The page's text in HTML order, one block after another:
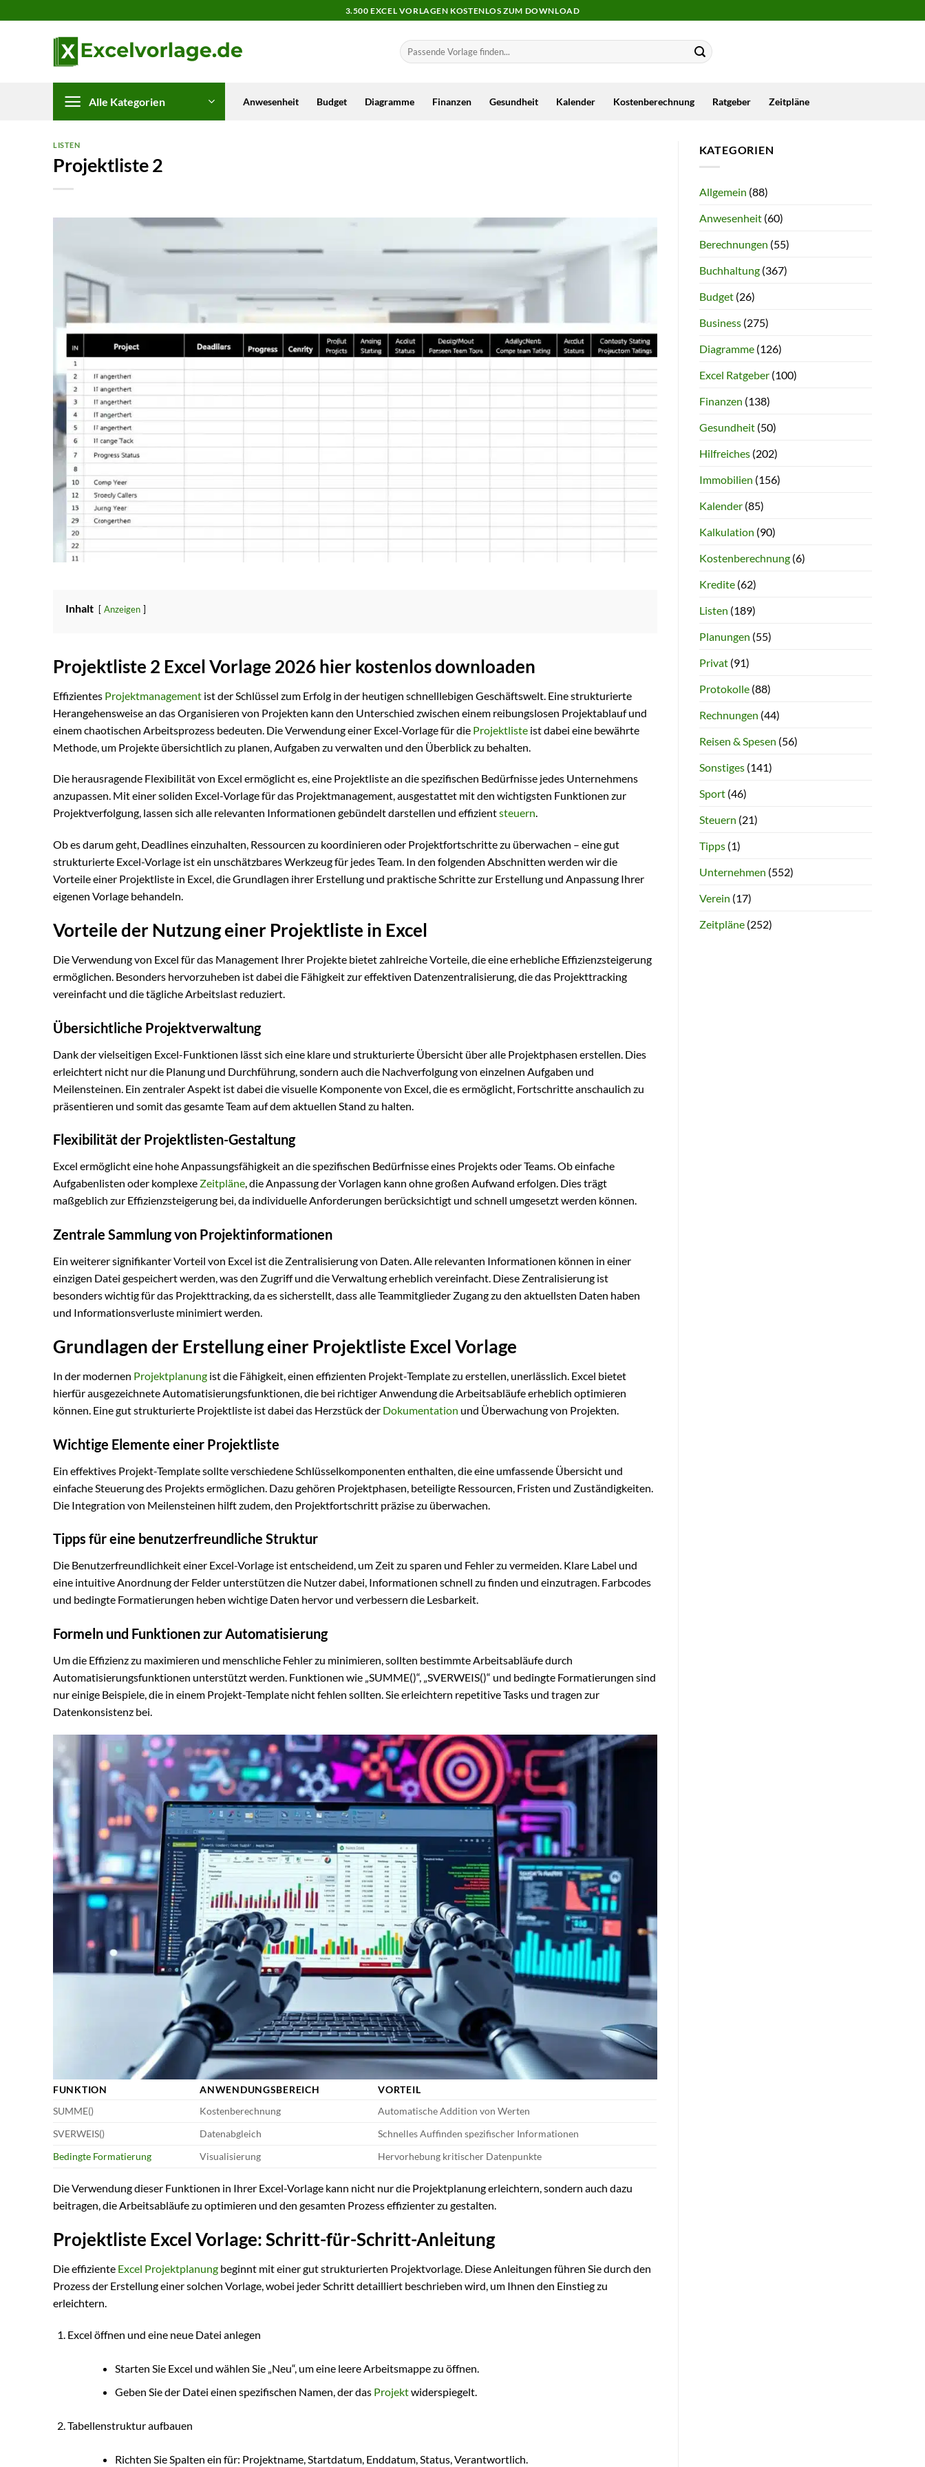
Inhalt
3.500 EXCEL VORLAGEN KOSTENLOS ZUM DOWNLOAD
Alle Kategorien Anwesenheit Budget Diagramme Finanzen Gesundheit Kalender Kostenberechnung Ratgeber Zeitpläne
LISTEN
Projektliste 2
Inhalt Anzeigen
Projektliste 2 Excel Vorlage 2026 hier kostenlos downloaden
Effizientes Projektmanagement ist der Schlüssel zum Erfolg in der heutigen schnelllebigen Geschäftswelt. Eine strukturierte
Herangehensweise an das Organisieren von Projekten kann den Unterschied zwischen einem reibungslosen Projektablauf und
einem chaotischen Arbeitsprozess bedeuten. Die Verwendung einer Excel-Vorlage für die Projektliste ist dabei eine bewährte
Methode, um Projekte übersichtlich zu planen, Aufgaben zu verwalten und den Überblick zu behalten.
Die herausragende Flexibilität von Excel ermöglicht es, eine Projektliste an die spezifischen Bedürfnisse jedes Unternehmens
anzupassen. Mit einer soliden Excel-Vorlage für das Projektmanagement, ausgestattet mit den wichtigsten Funktionen zur
Projektverfolgung, lassen sich alle relevanten Informationen gebündelt darstellen und effizientsteuern.
Ob es darum geht, Deadlines einzuhalten, Ressourcen zu koordinieren oder Projektfortschritte zu überwachen – eine gut
strukturierte Excel-Vorlage ist ein unschätzbares Werkzeug für jedes Team. In den folgenden Abschnitten werden wir die
Vorteile einer Projektliste in Excel, die Grundlagen ihrer Erstellung und praktische Schritte zur Erstellung und Anpassung Ihrer
eigenen Vorlage behandeln.
Vorteile der Nutzung einer Projektliste in Excel
Die Verwendung von Excel für das Management Ihrer Projekte bietet zahlreiche Vorteile, die eine erhebliche Effizienzsteigerung
ermöglichen. Besonders hervorzuheben ist dabei die Fähigkeit zur effektiven Datenzentralisierung, die das Projekttracking
vereinfacht und die tägliche Arbeitslast reduziert.
Übersichtliche Projektverwaltung
Dank der vielseitigen Excel-Funktionen lässt sich eine klare und strukturierte Übersicht über alle Projektphasen erstellen. Dies
erleichtert nicht nur die Planung und Durchführung, sondern auch die Nachverfolgung von einzelnen Aufgaben und
Meilensteinen. Ein zentraler Aspekt ist dabei die visuelle Komponente von Excel, die es ermöglicht, Fortschritte anschaulich zu
präsentieren und somit das gesamte Team auf dem aktuellen Stand zu halten.
Flexibilität der Projektlisten-Gestaltung
Excel ermöglicht eine hohe Anpassungsfähigkeit an die spezifischen Bedürfnisse eines Projekts oder Teams. Ob einfache
Aufgabenlisten oder komplexe Zeitpläne, die Anpassung der Vorlagen kann ohne großen Aufwand erfolgen. Dies trägt
maßgeblich zur Effizienzsteigerung bei, da individuelle Anforderungen berücksichtigt und schnell umgesetzt werden können.
Zentrale Sammlung von Projektinformationen
Ein weiterer signifikanter Vorteil von Excel ist die Zentralisierung von Daten. Alle relevanten Informationen können in einer
einzigen Datei gespeichert werden, was den Zugriff und die Verwaltung erheblich vereinfacht. Diese Zentralisierung ist
besonders wichtig für das Projekttracking, da es sicherstellt, dass alle Teammitglieder Zugang zu den aktuellsten Daten haben
und Informationsverluste minimiert werden.
Grundlagen der Erstellung einer Projektliste Excel Vorlage
In der modernen Projektplanung ist die Fähigkeit, einen effizienten Projekt-Template zu erstellen, unerlässlich. Excel bietet
hierfür ausgezeichnete Automatisierungsfunktionen, die bei richtiger Anwendung die Arbeitsabläufe erheblich optimieren
können. Eine gut strukturierte Projektliste ist dabei das Herzstück der Dokumentation und Überwachung von Projekten.
Wichtige Elemente einer Projektliste
Ein effektives Projekt-Template sollte verschiedene Schlüsselkomponenten enthalten, die eine umfassende Übersicht und
einfache Steuerung des Projekts ermöglichen. Dazu gehören Projektphasen, beteiligte Ressourcen, Fristen und Zuständigkeiten.
Die Integration von Meilensteinen hilft zudem, den Projektfortschritt präzise zu überwachen.
Tipps für eine benutzerfreundliche Struktur
Die Benutzerfreundlichkeit einer Excel-Vorlage ist entscheidend, um Zeit zu sparen und Fehler zu vermeiden. Klare Label und
eine intuitive Anordnung der Felder unterstützen die Nutzer dabei, Informationen schnell zu finden und einzutragen. Farbcodes
und bedingte Formatierungen heben wichtige Daten hervor und verbessern die Lesbarkeit.
Formeln und Funktionen zur Automatisierung
Um die Effizienz zu maximieren und menschliche Fehler zu minimieren, sollten bestimmte Arbeitsabläufe durch
Automatisierungsfunktionen unterstützt werden. Funktionen wie „SUMME()“, „SVERWEIS()“ und bedingte Formatierungen sind
nur einige Beispiele, die in einem Projekt-Template nicht fehlen sollten. Sie erleichtern repetitive Tasks und tragen zur
Datenkonsistenz bei.
FUNKTION ANWENDUNGSBEREICH
VORTEIL
SUMME()
Kostenberechnung
Automatische Addition von Werten
SVERWEIS()
Datenabgleich
Schnelles Auffinden spezifischer Informationen
Bedingte Formatierung
Visualisierung Hervorhebung kritischer Datenpunkte
Die Verwendung dieser Funktionen in Ihrer Excel-Vorlage kann nicht nur die Projektplanung erleichtern, sondern auch dazu
beitragen, die Arbeitsabläufe zu optimieren und den gesamten Prozess effizienter zu gestalten.
Projektliste Excel Vorlage: Schritt-für-Schritt-Anleitung
Die effiziente Excel Projektplanung beginnt mit einer gut strukturierten Projektvorlage. Diese Anleitungen führen Sie durch den
Prozess der Erstellung einer solchen Vorlage, wobei jeder Schritt detailliert beschrieben wird, um Ihnen den Einstieg zu
erleichtern.
Excel öffnen und eine neue Datei anlegen
Starten Sie Excel und wählen Sie „Neu“, um eine leere Arbeitsmappe zu öffnen.
Geben Sie der Datei einen spezifischen Namen, der das Projektwiderspiegelt.
Tabellenstruktur aufbauen
Richten Sie Spalten ein für: Projektname, Startdatum, Enddatum, Status, Verantwortlich.
KATEGORIEN
Allgemein (88)
Anwesenheit(60)
Berechnungen (55)
Buchhaltung(367)
Budget(26)
Business(275)
Diagramme(126)
Excel Ratgeber(100)
Finanzen (138)
Gesundheit(50)
Hilfreiches(202)
Immobilien (156)
Kalender(85)
Kalkulation (90)
Kostenberechnung(6)
Kredite(62)
Listen (189)
Planungen (55)
Privat(91)
Protokolle(88)
Rechnungen (44)
Reisen & Spesen (56)
Sonstiges(141)
Sport(46)
Steuern (21)
Tipps(1)
Unternehmen (552)
Verein (17)
Zeitpläne(252)